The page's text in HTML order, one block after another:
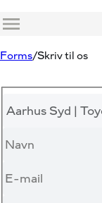
Menu
Forms Skriv til os